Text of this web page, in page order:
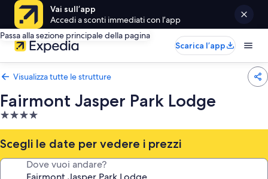
Vai sull’app
Accedi a sconti immediati con l’app
Passa alla sezione principale della pagina
Scarica l’app
Visualizza tutte le strutture
Fairmont Jasper Park Lodge
Struttura
a
4.0
stelle
Scegli le date per vedere i prezzi
Dove vuoi andare?